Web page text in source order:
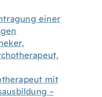
einer
mit
–